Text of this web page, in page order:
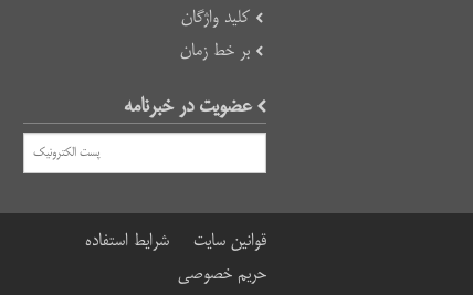
کلید واژگان
بر خط زمان
عضویت در خبرنامه
قوانین سایت
شرایط استفاده
حریم خصوصی